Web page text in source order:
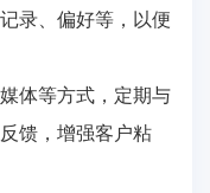
录、偏好等，以便
体等方式，定期与
馈，增强客户粘